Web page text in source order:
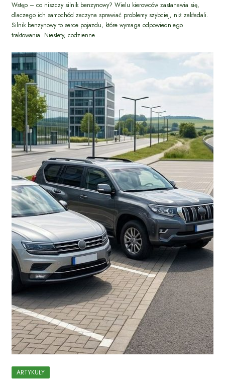
Wstęp – co niszczy silnik benzynowy? Wielu kierowców zastanawia się,
dlaczego ich samochód zaczyna sprawiać problemy szybciej, niż zakładali.
Silnik benzynowy to serce pojazdu, które wymaga odpowiedniego
traktowania. Niestety, codzienne…
ARTYKUŁY